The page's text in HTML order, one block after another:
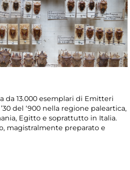
da 13.000 esemplari di Emitteri
del ‘900 nella regione paleartica,
Egitto e soprattutto in Italia.
magistralmente preparato e